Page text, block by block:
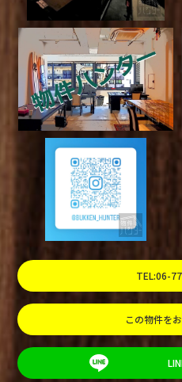
TEL:06-
この物件を